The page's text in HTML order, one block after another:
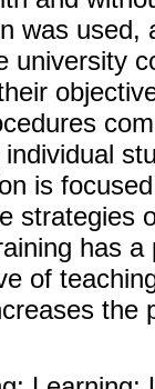
was used,
university
is
strategies
has
of
the